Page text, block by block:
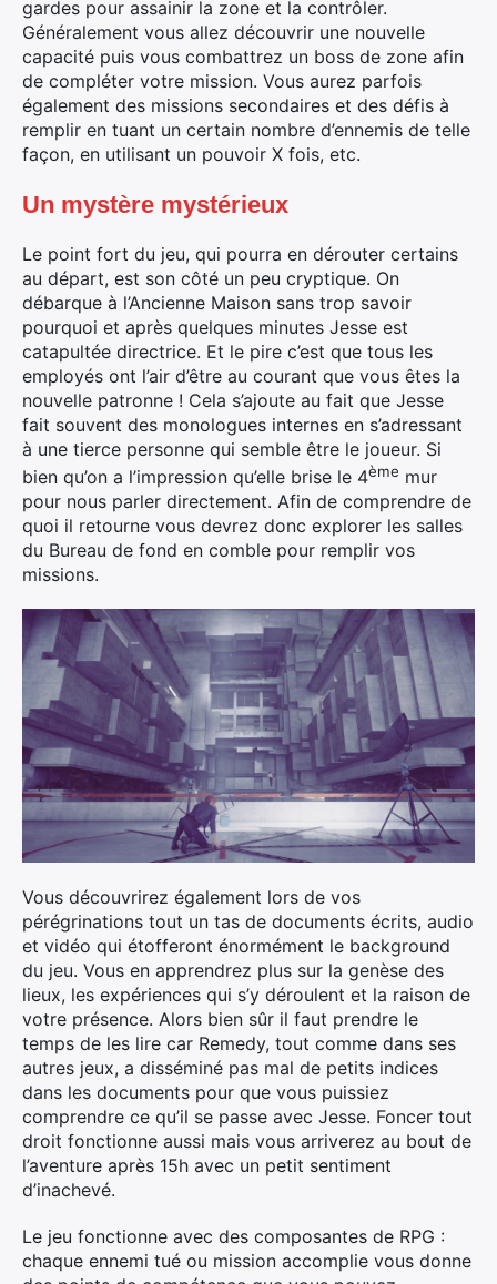
gardes pour assainir la zone et la contrôler.
Généralement vous allez découvrir une nouvelle
capacité puis vous combattrez un boss de zone afin
de compléter votre mission. Vous aurez parfois
également des missions secondaires et des défis à
remplir en tuant un certain nombre d’ennemis de telle
façon, en utilisant un pouvoir X fois, etc.
Un mystère mystérieux
Le point fort du jeu, qui pourra en dérouter certains
au départ, est son côté un peu cryptique. On
débarque à l’Ancienne Maison sans trop savoir
pourquoi et après quelques minutes Jesse est
catapultée directrice. Et le pire c’est que tous les
employés ont l’air d’être au courant que vous êtes la
nouvelle patronne ! Cela s’ajoute au fait que Jesse
fait souvent des monologues internes en s’adressant
à une tierce personne qui semble être le joueur. Si
bien qu’on a l’impression qu’elle brise le 4ème mur
pour nous parler directement. Afin de comprendre de
quoi il retourne vous devrez donc explorer les salles
du Bureau de fond en comble pour remplir vos
missions.
Vous découvrirez également lors de vos
pérégrinations tout un tas de documents écrits, audio
et vidéo qui étofferont énormément le background
du jeu. Vous en apprendrez plus sur la genèse des
lieux, les expériences qui s’y déroulent et la raison de
votre présence. Alors bien sûr il faut prendre le
temps de les lire car Remedy, tout comme dans ses
autres jeux, a disséminé pas mal de petits indices
dans les documents pour que vous puissiez
comprendre ce qu’il se passe avec Jesse. Foncer tout
droit fonctionne aussi mais vous arriverez au bout de
l’aventure après 15h avec un petit sentiment
d’inachevé.
Le jeu fonctionne avec des composantes de RPG :
chaque ennemi tué ou mission accomplie vous donne